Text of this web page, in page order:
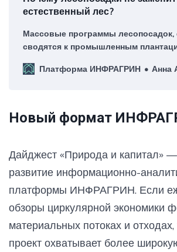
естественный лес?
Массовые программы лесопосадок,
сводятся к промышленным
восстанавливают способность
Платформа ИНФРАГРИН Анна
Новый формат
Дайджест «Природа и капитал»
развитие информационно-
платформы ИНФРАГРИН. Если
обзоры циркулярной экономики
материальных потоках и
проект охватывает более